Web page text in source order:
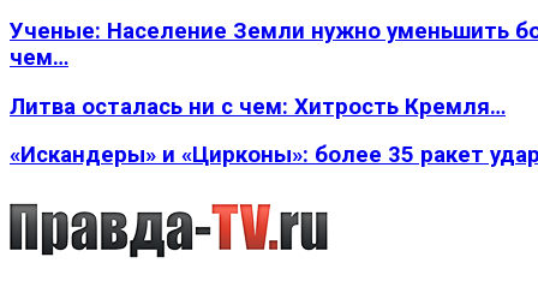
Ученые: Население Земли нужно уменьшить
чем…
Литва осталась ни с чем: Хитрость Кремля…
«Искандеры» и «Цирконы»: более 35 ракет